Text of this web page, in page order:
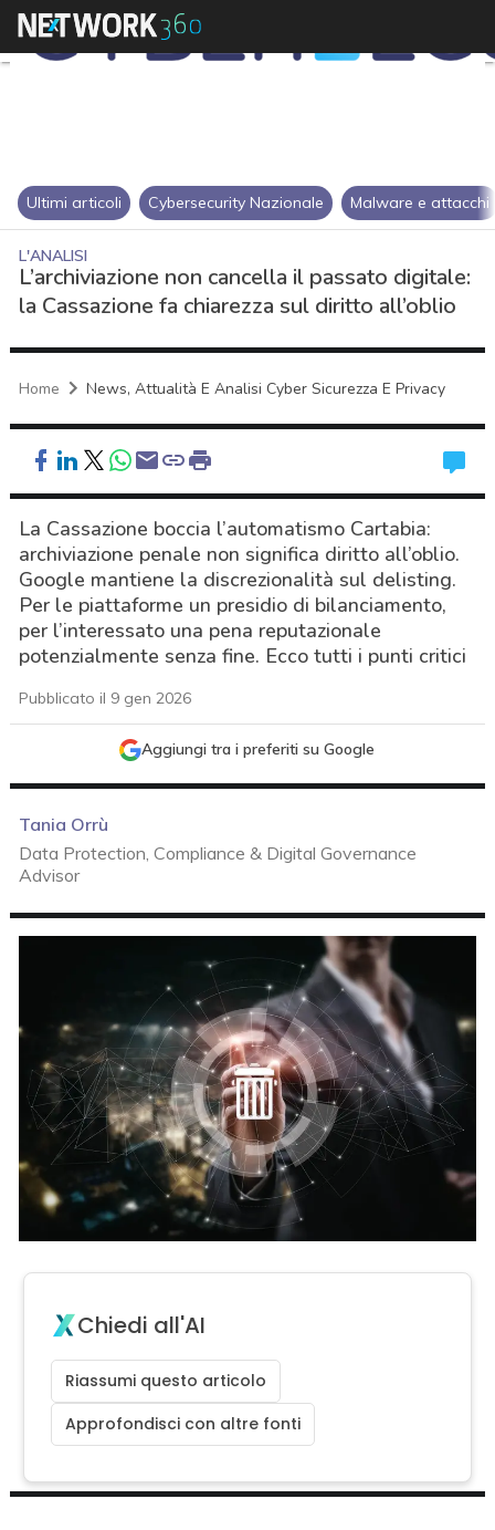
Ultimi articoli Cybersecurity Nazionale Malware e attacchi
L'ANALISI
L’archiviazione non cancella il passato digitale:
la Cassazione fa chiarezza sul diritto all’oblio
Home News, Attualità E Analisi Cyber Sicurezza E Privacy
La Cassazione boccia l’automatismo Cartabia:
archiviazione penale non significa diritto all’oblio.
Google mantiene la discrezionalità sul delisting.
Per le piattaforme un presidio di bilanciamento,
per l’interessato una pena reputazionale
potenzialmente senza fine. Ecco tutti i punti critici
Pubblicato il 9 gen 2026
Aggiungi tra i preferiti su Google
Tania Orrù
Data Protection, Compliance & Digital Governance
Advisor
Chiedi all'AI
Riassumi questo articolo
Approfondisci con altre fonti